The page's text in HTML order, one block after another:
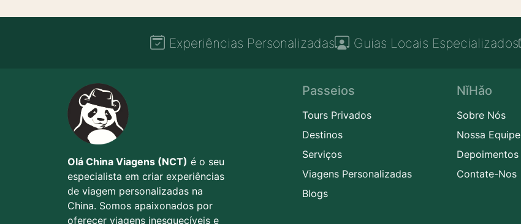
Experiências Personalizadas Guias Locais Especializados
Olá China Viagens (NCT) é o seu
especialista em criar experiências
de viagem personalizadas na
China. Somos apaixonados por
oferecer viagens inesquecíveis e
Passeios
Tours Privados
Destinos
Serviços
Viagens Personalizadas
Blogs
NǐHǎo
Sobre Nós
Nossa Equipe
Depoimentos
Contate-Nos